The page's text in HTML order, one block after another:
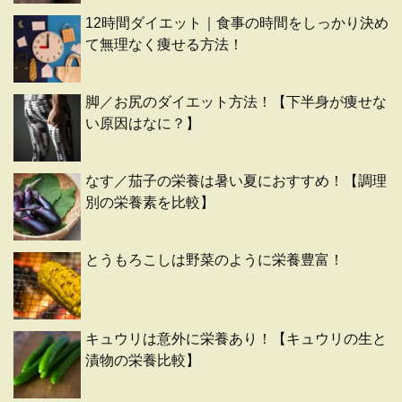
12時間ダイエット｜食事の時間をしっかり決め
て無理なく痩せる方法！
脚／お尻のダイエット方法！【下半身が痩せな
い原因はなに？】
なす／茄子の栄養は暑い夏におすすめ！【調理
別の栄養素を比較】
とうもろこしは野菜のように栄養豊富！
キュウリは意外に栄養あり！【キュウリの生と
漬物の栄養比較】